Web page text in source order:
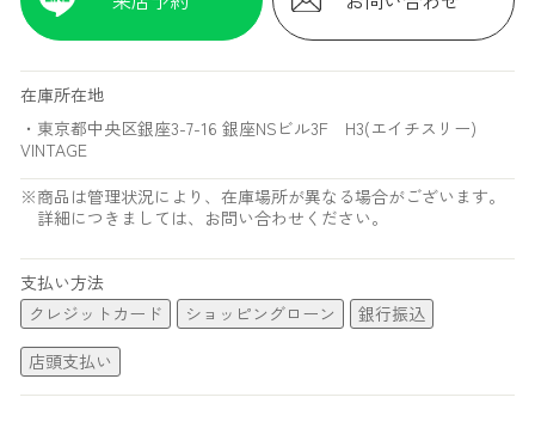
在庫所在地
・東京都中央区銀座3-7-16 銀座NSビル3F H3(エイチスリー)
VINTAGE
※商品は管理状況により、在庫場所が異なる場合がございます。
詳細につきましては、お問い合わせください。
支払い方法
クレジットカード
ショッピングローン
銀行振込
店頭支払い